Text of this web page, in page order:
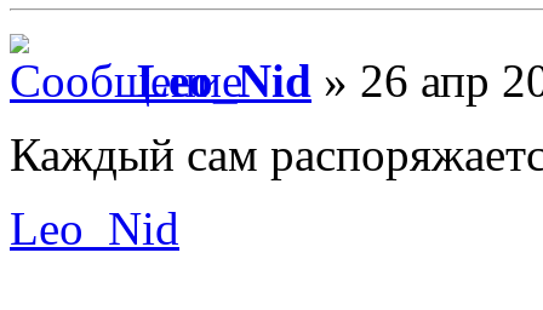
Leo_Nid » 26 апр
Каждый сам
Leo_Nid